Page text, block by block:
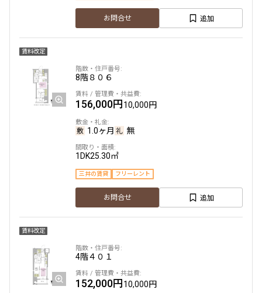
1分以内
5分以内
他条件
当社限定物件
専任物件
申込無し物件のみ表示
より詳細な絞り込み
建物施設やお部屋の設備、方位、階数などの絞り込みが
お問合せ 追加
賃料改定
8階８０６
156,000円10,000円
1.0ヶ月 無
1DK25.30㎡
三井の賃貸 フリーレント
お問合せ 追加
賃料改定
4階４０１
152,000円10,000円